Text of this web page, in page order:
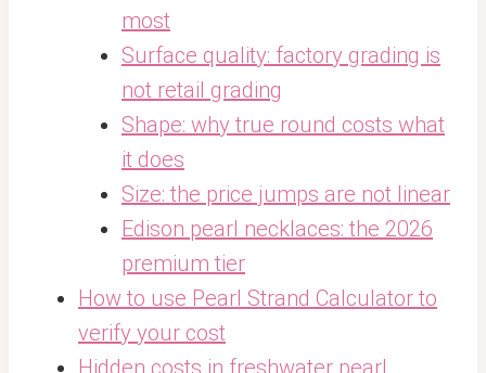
most
Surface quality: factory grading is
not retail grading
Shape: why true round costs what
it does
Size: the price jumps are not linear
Edison pearl necklaces: the 2026
premium tier
How to use Pearl Strand Calculator to
verify your cost
Hidden costs in freshwater pearl